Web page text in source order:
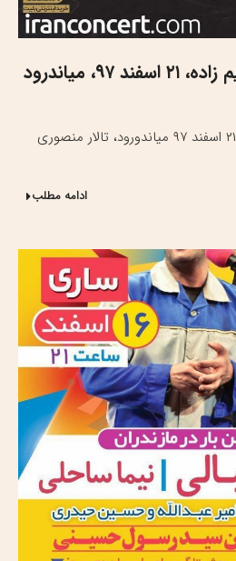
میاندرود
کنسرت محسن ابراهیم زاده ۲۱ اسفند ۹۷ میاندورود، تالار منصوری
ادامه مطلب